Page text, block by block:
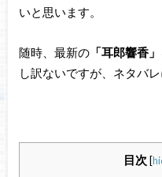
いと思います。
随時、最新の「耳郎響香」
し訳ないですが、ネタバ
目次 [